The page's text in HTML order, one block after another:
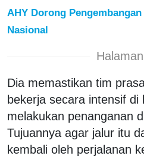
AHY Dorong
Nasional
Dia memastikan tim
bekerja secara intensif di
melakukan penanganan
Tujuannya agar jalur itu
kembali oleh perjalanan